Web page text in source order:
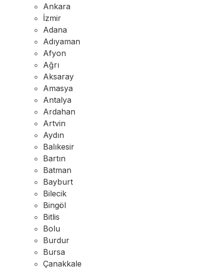
Ankara
İzmir
Adana
Adıyaman
Afyon
Ağrı
Aksaray
Amasya
Antalya
Ardahan
Artvin
Aydın
Balıkesir
Bartın
Batman
Bayburt
Bilecik
Bingöl
Bitlis
Bolu
Burdur
Bursa
Çanakkale